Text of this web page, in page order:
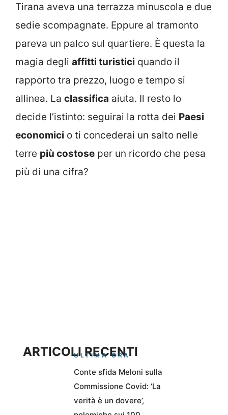
Tirana aveva una terrazza minuscola e due
sedie scompagnate. Eppure al tramonto
pareva un palco sul quartiere. È questa la
magia degli affitti turistici quando il
rapporto tra prezzo, luogo e tempo si
allinea. La classifica aiuta. Il resto lo
decide l’istinto: seguirai la rotta dei Paesi
economici o ti concederai un salto nelle
terre più costose per un ricordo che pesa
più di una cifra?
ARTICOLI RECENTI
ULTIMA ORA
Conte sfida Meloni sulla
Commissione Covid: ‘La
verità è un dovere’,